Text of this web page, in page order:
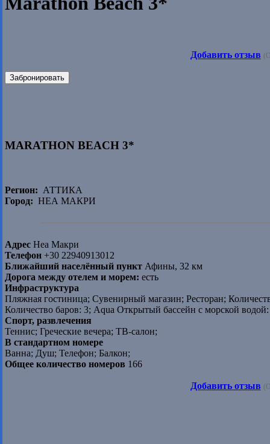
Добавить отзыв
Забронировать
MARATHON BEACH 3*
Регион: АТТИКА
Город: НЕА МАКРИ
Адрес Неа Макри
Телефон +30 22940913012
Ближайший населённый пункт Афины, 32 км
Дорога между отелем и морем: есть
Инфраструктура
Пляжная гостиница; Сувенирный магазин; Ресторан;
Количество баров: 3; Aqua Открытый бассейн с морской
Спорт, развлечения
Теннис; Греческие вечера; ТВ-салон;
В стандартном номере
Ванна; Душ; Телефон; Балкон;
Общее количество номеров 166
Добавить отзыв